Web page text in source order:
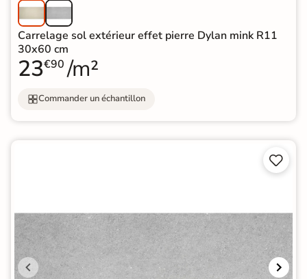
Carrelage sol extérieur effet pierre Dylan mink R11
30x60 cm
23€90 /m²
Commander un échantillon

